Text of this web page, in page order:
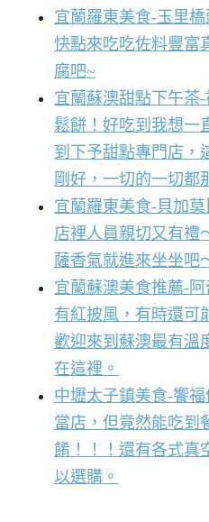
宜蘭羅東美食-玉里
快點來吃吃佐料豐富
腐吧~
宜蘭蘇澳甜點下午茶
鬆餅！好吃到我想一
到下予甜點專門店，
剛好，一切的一切都
宜蘭羅東美食-貝加
店裡人員親切又有禮
薩香氣就進來坐坐吧
宜蘭蘇澳美食推薦-
有紅披風，有時還可
歡迎來到蘇澳最有溫
在這裡。
中壢太子鎮美食-饗
當店，但竟然能吃到
餚！！！還有各式真
以選購。